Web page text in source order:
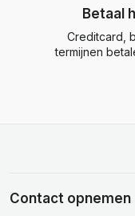
Betaal
Creditcard,
termijnen
Contact opnemen